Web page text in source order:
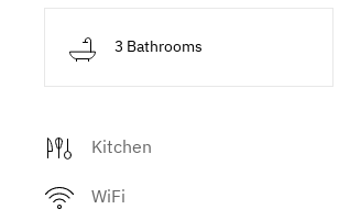
3 Bathrooms
Kitchen
WiFi